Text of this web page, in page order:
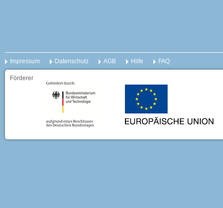
Impressum Datenschutz AGB Hilfe FAQ
Förderer